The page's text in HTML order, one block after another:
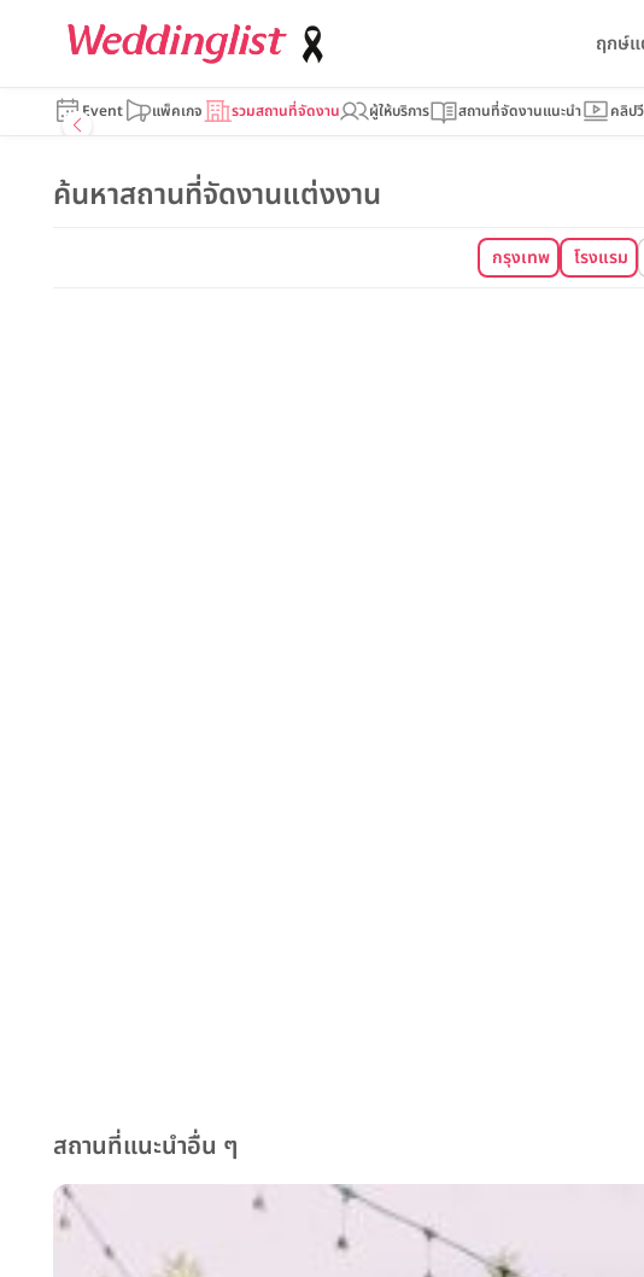
ฤกษ์
Event แพ็คเกจ รวมสถานที่จัดงาน ผู้ให้บริการ สถานที่จัดงานแนะนำ คลิป
ค้นหาสถานที่จัดงานแต่งงาน
กรุงเทพ โรงแรม
สถานที่แนะนำอื่น ๆ